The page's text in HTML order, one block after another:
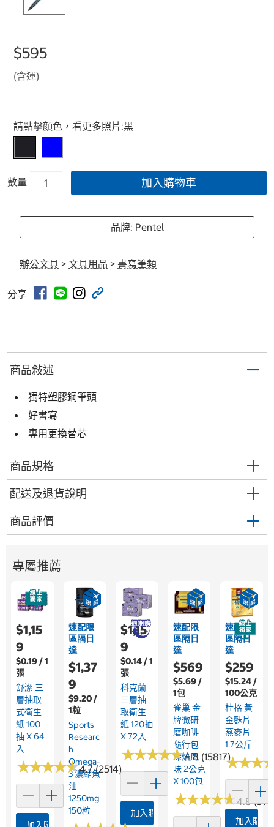
$595
(含運)
Select product
請點擊顏色，看更多照片:黑
數量 加入購物車
品牌: Pentel
辦公文具 > 文具用品 > 書寫筆類
分享
商品敍述
獨特塑膠鋼筆頭
好書寫
專用更換替芯
商品規格
配送及退貨說明
商品評價
專屬推薦
$1,15
9
$0.19 / 1
張
舒潔 三
層抽取
式衛生
紙 100
抽 X 64
入
★★★★★
★★★★★4.7 (2514)
速配限
區隔日
達
$1,37
9
$9.20 /
1粒
Sports
Researc
H
Omega-
3 濃縮魚
油
1250mg
150粒
$1,15
9
$0.14 / 1
張
科克蘭
三層抽
取衛生
紙 120抽
X 72入
★★★★★
★★★★★4.8 (15817)
加入購物車
速配限
區隔日
達
$569
$5.69 /
1包
雀巢 金
牌微研
磨咖啡
隨行包
深焙風
味 2公克
X 100包
★★★★★
★★★★★4.8
速配限
區隔日
達
$259
$15.24 /
100公克
桂格 黃
金麩片
燕麥片
1.7公斤
★★★
★★★
加入購物